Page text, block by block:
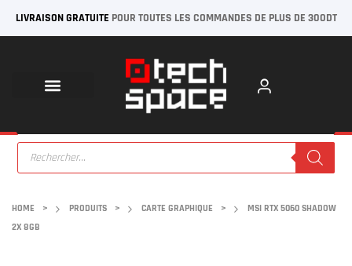
LIVRAISON GRATUITE POUR TOUTES LES COMMANDES DE PLUS DE 300DT
HOME > PRODUITS > CARTE GRAPHIQUE >
MSI RTX 5060 SHADOW
2X 8GB